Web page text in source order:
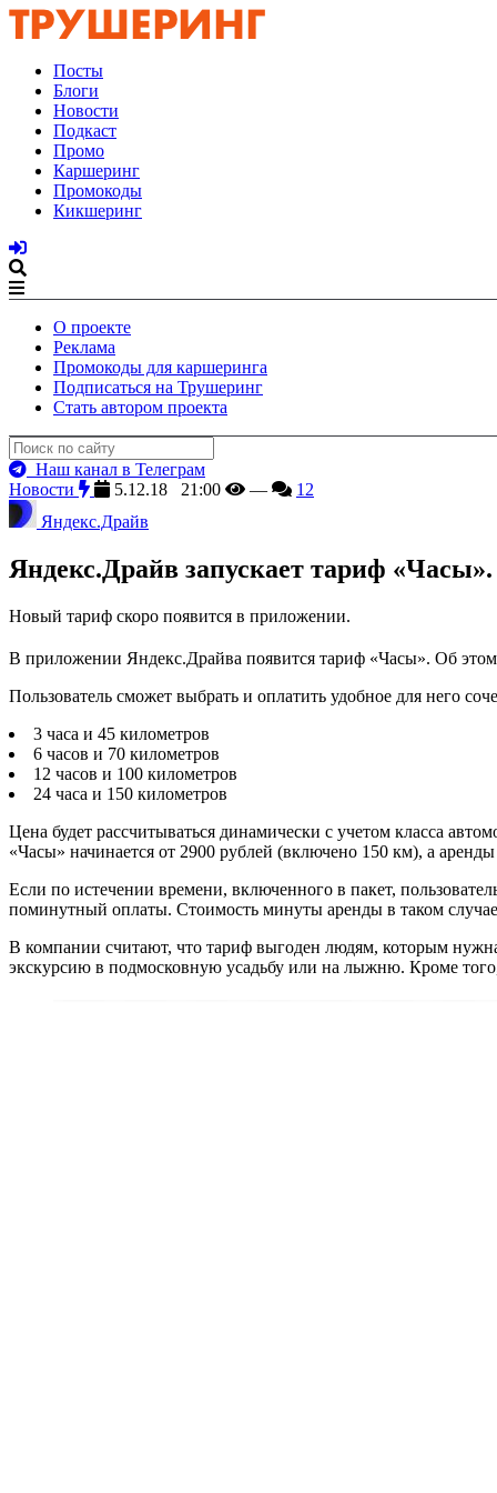
Посты
Блоги
Новости
Подкаст
Промо
Каршеринг
Промокоды
Кикшеринг
О проекте
Реклама
Промокоды для каршеринга
Подписаться на Трушеринг
Стать автором проекта
Наш канал в Телеграм
Новости
5.12.18 21:00 —
12
Яндекс.Драйв
Яндекс.Драйв запускает тариф
Новый тариф скоро появится в приложении.
В приложении Яндекс.Драйва появится тариф «Часы». Об
Пользователь сможет выбрать и оплатить удобное для него
3 часа и 45 километров
6 часов и 70 километров
12 часов и 100 километров
24 часа и 150 километров
Цена будет рассчитываться динамически с учетом класса
«Часы» начинается от 2900 рублей (включено 150 км), а
Если по истечении времени, включенного в пакет,
поминутный оплаты. Стоимость минуты аренды в таком случае
В компании считают, что тариф выгоден людям, которым
экскурсию в подмосковную усадьбу или на лыжню. Кроме